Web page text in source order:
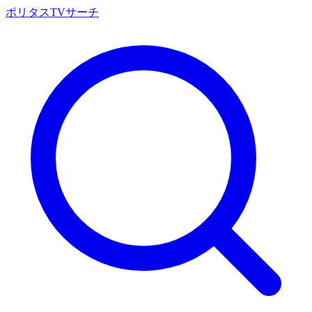
ポリタスTVサーチ